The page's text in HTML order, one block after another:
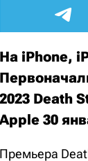
На iPhone,
2023 Death
Apple 30
Премьера